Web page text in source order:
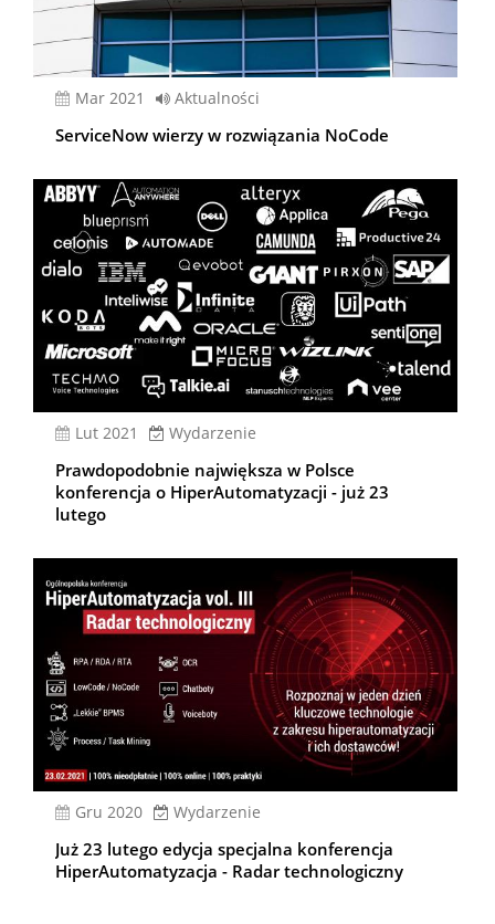
mar 2021 Aktualności
ServiceNow wierzy w rozwiązania NoCode
lut 2021 Wydarzenie
Prawdopodobnie największa w Polsce
konferencja o HiperAutomatyzacji - już 23
lutego
gru 2020 Wydarzenie
Już 23 lutego edycja specjalna konferencja
HiperAutomatyzacja - Radar technologiczny